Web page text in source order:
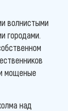
волнистыми
городами.
мощеные
над